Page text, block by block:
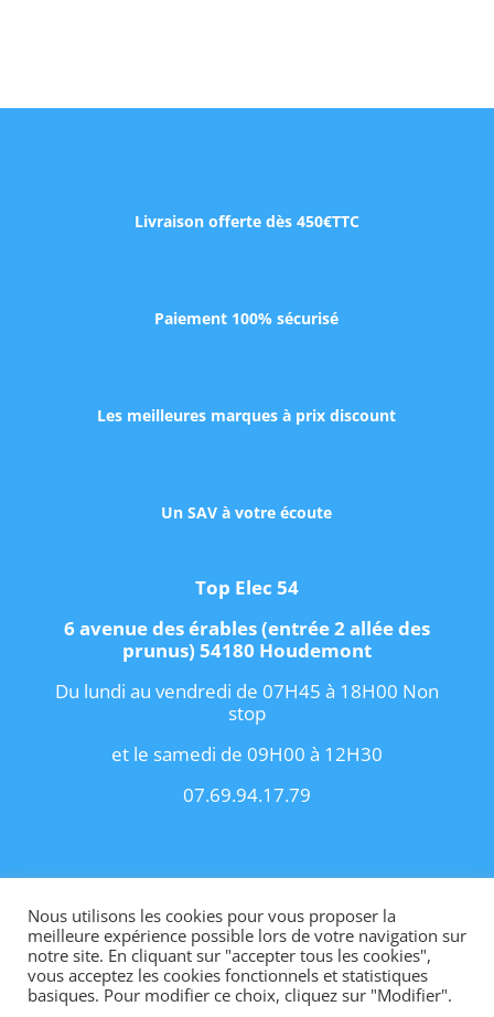
Livraison offerte dès 450€TTC
Paiement 100% sécurisé
Les meilleures marques à prix discount
Un SAV à votre écoute
Top Elec 54
6 avenue des érables (entrée 2 allée des
prunus) 54180 Houdemont
Du lundi au vendredi de 07H45 à 18H00 Non
stop
et le samedi de 09H00 à 12H30
07.69.94.17.79
Copyright 2021 IConditions Générales de
VenteIContact
Site internet créé par OhMyConcept.fr
Nous utilisons les cookies pour vous proposer la
meilleure expérience possible lors de votre navigation sur
notre site. En cliquant sur "accepter tous les cookies",
vous acceptez les cookies fonctionnels et statistiques
basiques. Pour modifier ce choix, cliquez sur "Modifier".